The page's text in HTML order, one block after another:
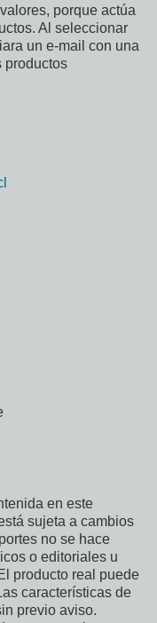
porque actúa
Al seleccionar
un e-mail con una
productos
en este
sujeta a cambios
no se hace
o editoriales u
producto real puede
características de
previo aviso.